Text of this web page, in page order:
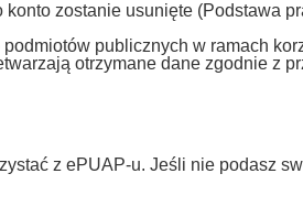
zostanie usunięte (Podstawa
publicznych w ramach
otrzymane dane zgodnie z
z ePUAP-u. Jeśli nie podasz